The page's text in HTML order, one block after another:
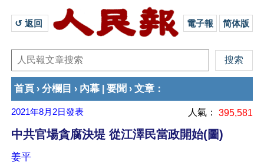
↺ 返回 電子報 简体版
首頁 › 分欄目 › 內幕 要聞 › 文章 ：
2021年8月2日發表 人氣： 395,581
中共官場貪腐決堤 從江澤民當政開始(圖)
姜平